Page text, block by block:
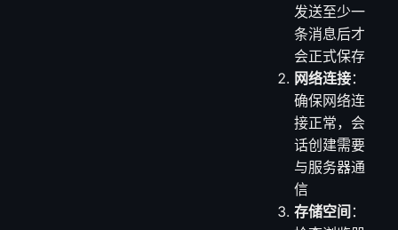
发送至少一
条消息后才
会正式保存
网络连接：
确保网络连
接正常，会
话创建需要
与服务器通
信
存储空间 ：